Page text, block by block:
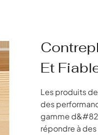
Et
Les produits
des
gamme
répondre à